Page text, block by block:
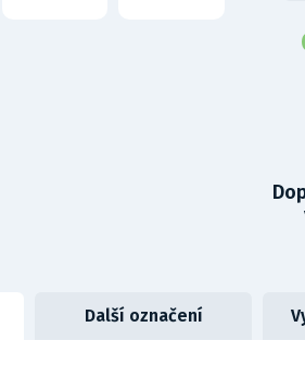
Další označení